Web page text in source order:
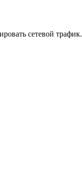
сетевой трафик.